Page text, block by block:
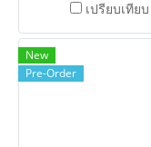
เปรียบเทียบ
New
Pre-Order